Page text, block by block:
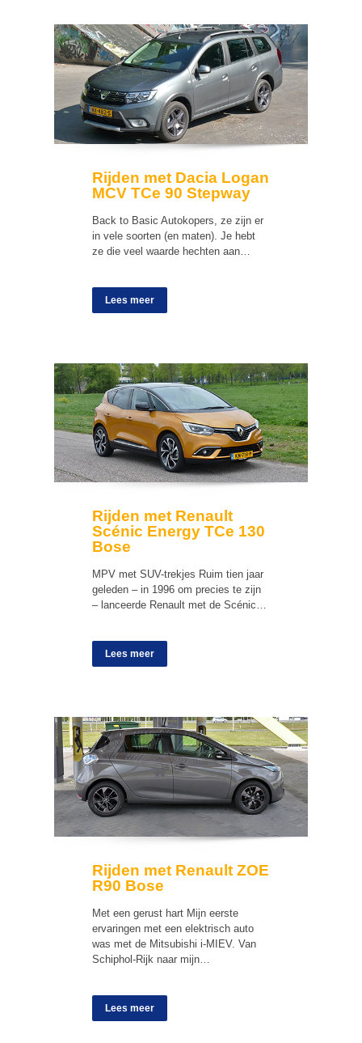
Rijden met Dacia Logan
MCV TCe 90 Stepway
Back to Basic Autokopers, ze zijn er
in vele soorten (en maten). Je hebt
ze die veel waarde hechten aan…
Lees meer
Rijden met Renault
Scénic Energy TCe 130
Bose
MPV met SUV-trekjes Ruim tien jaar
geleden – in 1996 om precies te zijn
– lanceerde Renault met de Scénic…
Lees meer
Rijden met Renault ZOE
R90 Bose
Met een gerust hart Mijn eerste
ervaringen met een elektrisch auto
was met de Mitsubishi i-MIEV. Van
Schiphol-Rijk naar mijn…
Lees meer